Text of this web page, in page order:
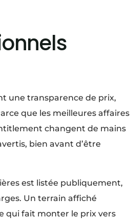
une transparence de prix,
que les meilleures affaires
changent de mains
bien avant d’être
est listée publiquement,
Un terrain affiché
qui fait monter le prix vers